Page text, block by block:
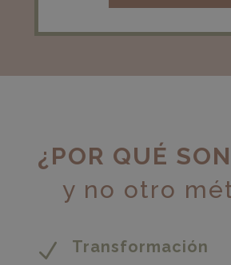
¿POR QUÉ
y no otro
N Transformación